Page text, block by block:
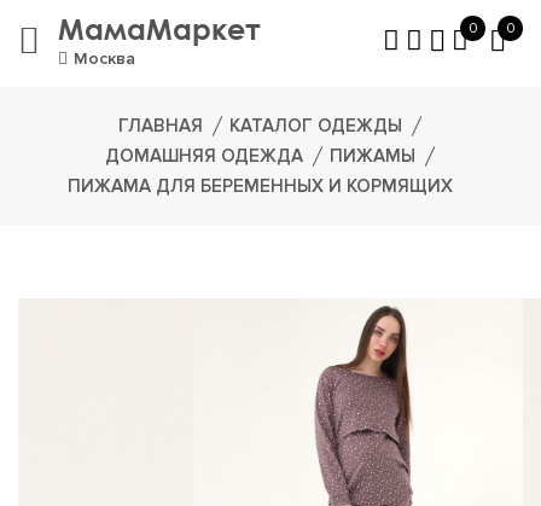
МамаМаркет
Москва
0 0
ГЛАВНАЯ
КАТАЛОГ ОДЕЖДЫ
ДОМАШНЯЯ ОДЕЖДА
ПИЖАМЫ
ПИЖАМА ДЛЯ БЕРЕМЕННЫХ И КОРМЯЩИХ